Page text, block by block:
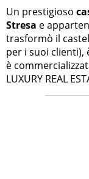
Un prestigioso
Stresa e
trasformò il
per i suoi clienti),
è
LUXURY REAL